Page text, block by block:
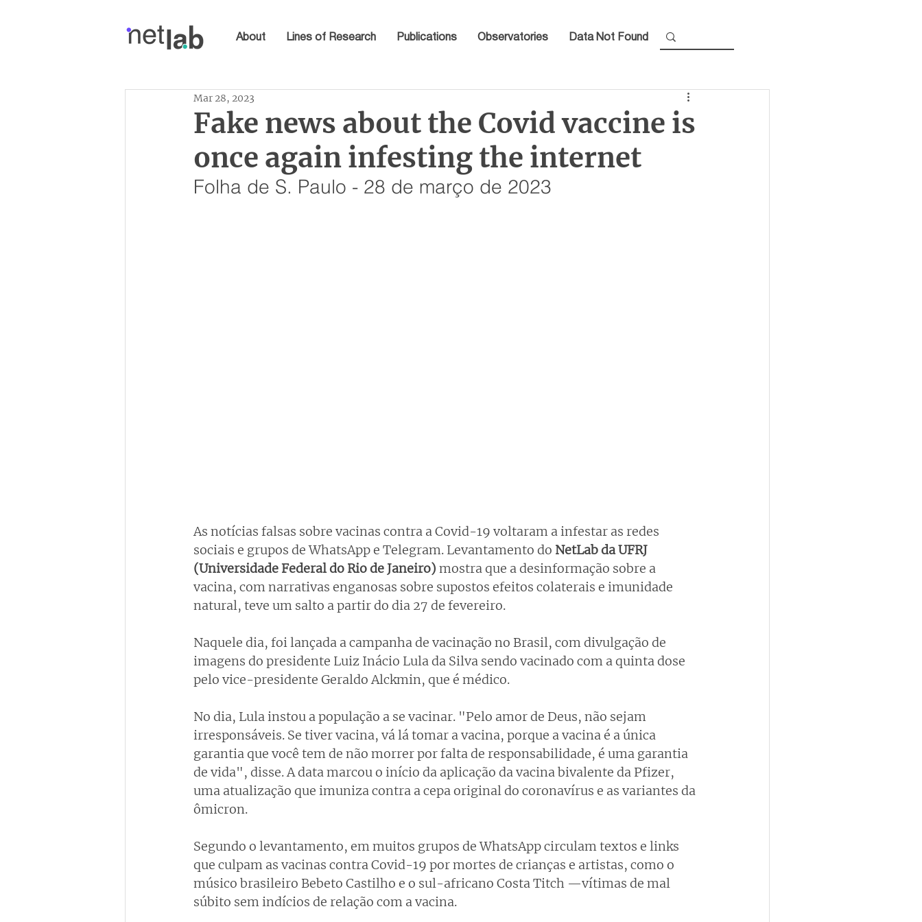
About Lines of Research Publications Observatories Data Not Found
Fake news about the Covid vaccine is
once again infesting the internet
Mar 28, 2023
Folha de S. Paulo - 28 de março de 2023
As notícias falsas sobre vacinas contra a Covid-19 voltaram a infestar as redes
sociais e grupos de WhatsApp e Telegram. Levantamento do NetLab da UFRJ
(Universidade Federal do Rio de Janeiro) mostra que a desinformação sobre a
vacina, com narrativas enganosas sobre supostos efeitos colaterais e imunidade
natural, teve um salto a partir do dia 27 de fevereiro.
Naquele dia, foi lançada a campanha de vacinação no Brasil, com divulgação de
imagens do presidente Luiz Inácio Lula da Silva sendo vacinado com a quinta dose
pelo vice-presidente Geraldo Alckmin, que é médico.
No dia, Lula instou a população a se vacinar. "Pelo amor de Deus, não sejam
irresponsáveis. Se tiver vacina, vá lá tomar a vacina, porque a vacina é a única
garantia que você tem de não morrer por falta de responsabilidade, é uma garantia
de vida", disse. A data marcou o início da aplicação da vacina bivalente da Pfizer,
uma atualização que imuniza contra a cepa original do coronavírus e as variantes da
ômicron.
Segundo o levantamento, em muitos grupos de WhatsApp circulam textos e links
que culpam as vacinas contra Covid-19 por mortes de crianças e artistas, como o
músico brasileiro Bebeto Castilho e o sul-africano Costa Titch —vítimas de mal
súbito sem indícios de relação com a vacina.